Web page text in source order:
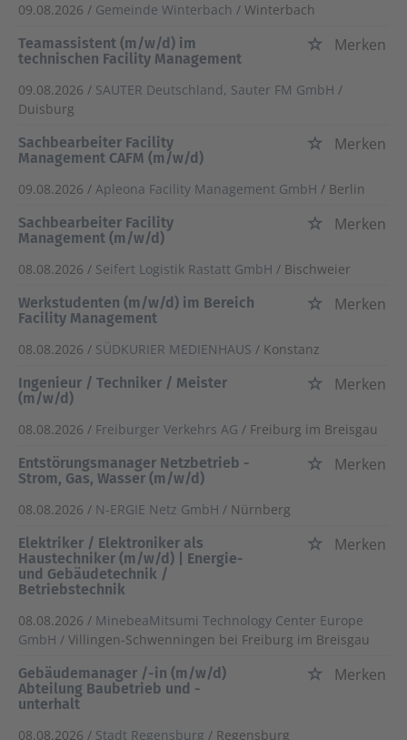
09.08.2026 / Gemeinde Winterbach / Winterbach
Teamassistent (m/w/d) im
technischen Facility Management
Merken
09.08.2026 / SAUTER Deutschland, Sauter FM GmbH /
Duisburg
Sachbearbeiter Facility
Management CAFM (m/w/d)
Merken
09.08.2026 / Apleona Facility Management GmbH / Berlin
Sachbearbeiter Facility
Management (m/w/d)
Merken
08.08.2026 / Seifert Logistik Rastatt GmbH / Bischweier
Werkstudenten (m/w/d) im Bereich
Facility Management
Merken
08.08.2026 / SÜDKURIER MEDIENHAUS / Konstanz
Ingenieur / Techniker / Meister
(m/w/d)
Merken
08.08.2026 / Freiburger Verkehrs AG / Freiburg im Breisgau
Entstörungsmanager Netzbetrieb -
Strom, Gas, Wasser (m/w/d)
Merken
08.08.2026 / N-ERGIE Netz GmbH / Nürnberg
Elektriker / Elektroniker als
Haustechniker (m/w/d) | Energie-
und Gebäudetechnik /
Betriebstechnik
Merken
08.08.2026 / MinebeaMitsumi Technology Center Europe
GmbH / Villingen-Schwenningen bei Freiburg im Breisgau
Gebäudemanager /-in (m/w/d)
Abteilung Baubetrieb und -
unterhalt
Merken
08.08.2026 / Stadt Regensburg / Regensburg